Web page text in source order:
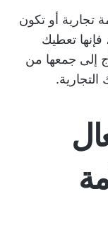
تجارية أو تكون
تعطيك
إلى جمعها من